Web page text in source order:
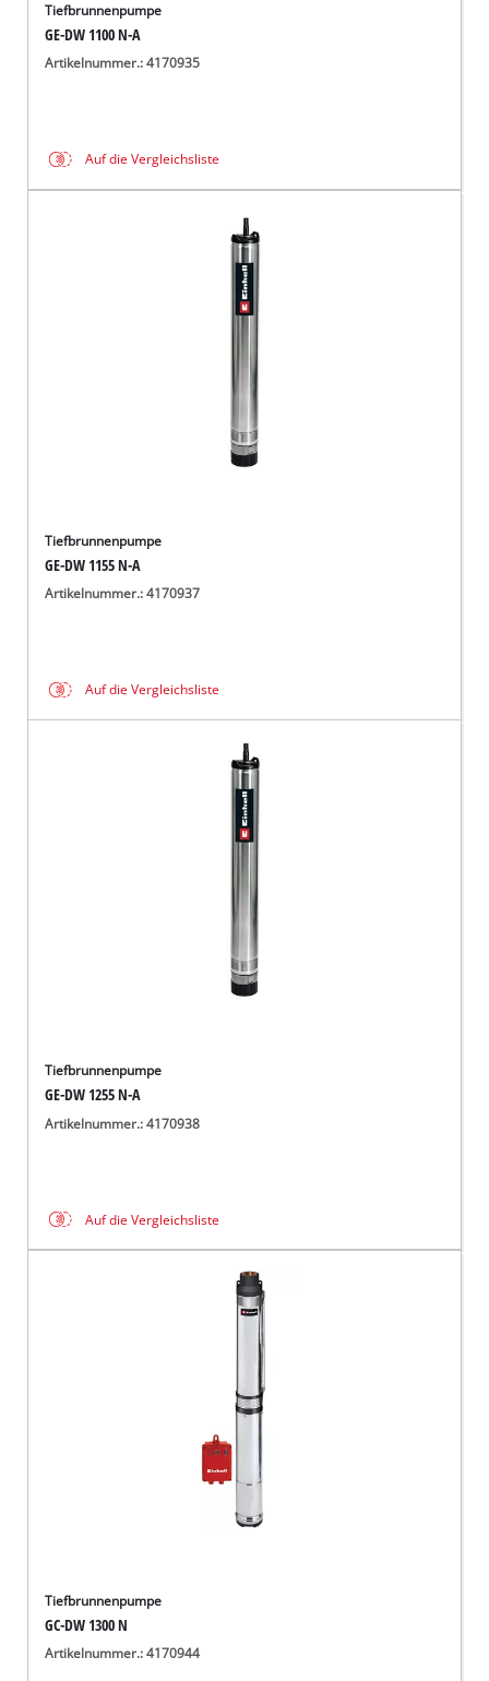
Tiefbrunnenpumpe
GE-DW 1100 N-A
Artikelnummer.: 4170935
Auf die Vergleichsliste
Tiefbrunnenpumpe
GE-DW 1155 N-A
Artikelnummer.: 4170937
Auf die Vergleichsliste
Tiefbrunnenpumpe
GE-DW 1255 N-A
Artikelnummer.: 4170938
Auf die Vergleichsliste
Tiefbrunnenpumpe
GC-DW 1300 N
Artikelnummer.: 4170944